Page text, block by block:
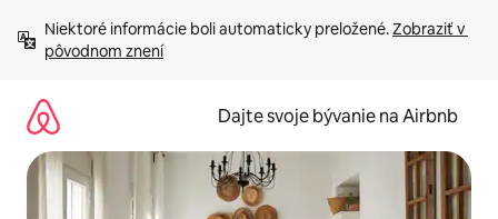
obsah.
Niektoré informácie boli automaticky preložené. Zobraziť v
pôvodnom znení
Dajte svoje bývanie na Airbnb